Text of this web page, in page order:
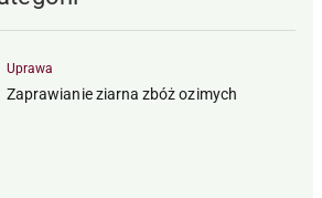
Uprawa
Zaprawianie ziarna zbóż ozimych